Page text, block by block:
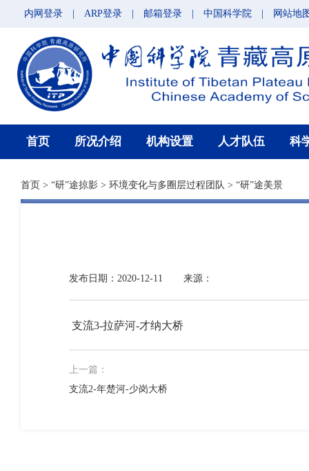
内网登录 ARP登录 邮箱登录 中国科学院 网站地
首页 所况介绍 机构设置 人才队伍 科
首页 > “研”途掠影 > 环境变化与多圈层过程团队 > “研”途美景
发布日期：2020-12-11 来源：
支流3-拉萨河-才纳大桥
上一篇：
支流2-年楚河-少岗大桥